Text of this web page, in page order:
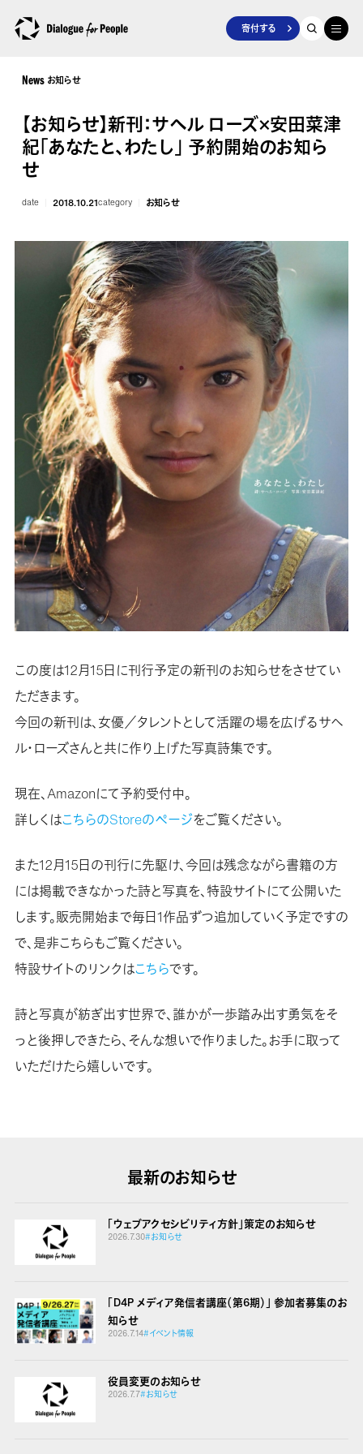
寄付する
News お知らせ
【お知らせ】新刊：サヘル ローズ×安田菜津
紀「あなたと、わたし」 予約開始のお知ら
せ
date 2018.10.21category お知らせ
この度は12月15日に刊行予定の新刊のお知らせをさせてい
ただきます。
今回の新刊は、女優／タレントとして活躍の場を広げるサヘ
ル・ローズさんと共に作り上げた写真詩集です。
現在、Amazonにて予約受付中。
詳しくはこちらのStoreのページをご覧ください。
また12月15日の刊行に先駆け、今回は残念ながら書籍の方
には掲載できなかった詩と写真を、特設サイトにて公開いた
します。販売開始まで毎日1作品ずつ追加していく予定ですの
で、是非こちらもご覧ください。
特設サイトのリンクはこちらです。
詩と写真が紡ぎ出す世界で、誰かが一歩踏み出す勇気をそ
っと後押しできたら、そんな想いで作りました。お手に取って
いただけたら嬉しいです。
最新のお知らせ
「ウェブアクセシビリティ方針」策定のお知らせ
2026.7.30#お知らせ
「D4P メディア発信者講座（第6期）」 参加者募集のお
知らせ
2026.7.14#イベント情報
役員変更のお知らせ
2026.7.7#お知らせ